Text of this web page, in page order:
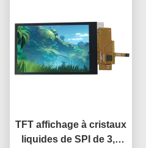
TFT affichage à cristaux
liquides de SPI de 3,5